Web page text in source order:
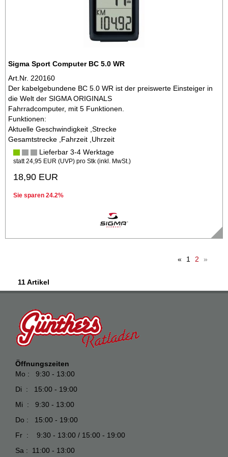
Sigma Sport Computer BC 5.0 WR
Art.Nr. 220160
Der kabelgebundene BC 5.0 WR ist der preiswerte Einsteiger in
die Welt der SIGMA ORIGINALS
Fahrradcomputer, mit 5 Funktionen.
Funktionen:
Aktuelle Geschwindigkeit ,Strecke
Gesamtstrecke ,Fahrzeit ,Uhrzeit
Lieferbar 3-4 Werktage
statt24,95 EUR (UVP) pro Stk (inkl. MwSt.)
18,90 EUR
Sie sparen 24.2%
« 1 2 »
11 Artikel
Öffnungszeiten
Mo : 9:30 - 13:00
Di : 15:00 - 19:00
Mi : 9:30 - 13:00
Do : 15:00 - 19:00
Fr : 9:30 - 13:00 / 15:00 - 19:00
Sa : 11:00 - 13:00